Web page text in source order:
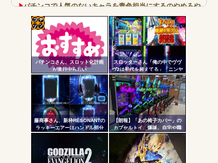
パチンコで人気のないキャラを青色担当にするのやめろや
ワイ、パチンコ屋店員の目の前で会員カードを握り潰し
「今までありがとう」と...
無職のパチンコカス(22)なんやが、ワイの人生どれくらい
ヤバいか教えて？...
AngelBeats!とかいうクソアニメの思い出ｗｗｗ
Powered by livedoor 相互RSS
パチンコさん、スロット化計画
が進行中らしい
スロッターさん「俺の中でヴヴ
ヴ2は初代を超えてる」「ニンヤ
メで状況が一変するのも良いス
パイスになってる」
藤商事さん、新枠RESONANTの
ラッキーエアーはハンドル部分
い模様。ヅラに配慮したか？
【朗報】「あの椅子カバー」の
カプセルトイ、爆誕。自宅や職
場をパチンコ屋にしちゃおうｗ
ｗｗ
コテ
リン
- 固
定リ
ンク
自動
更新
ツー